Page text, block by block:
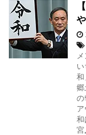
い
和
郷
の
和
宮